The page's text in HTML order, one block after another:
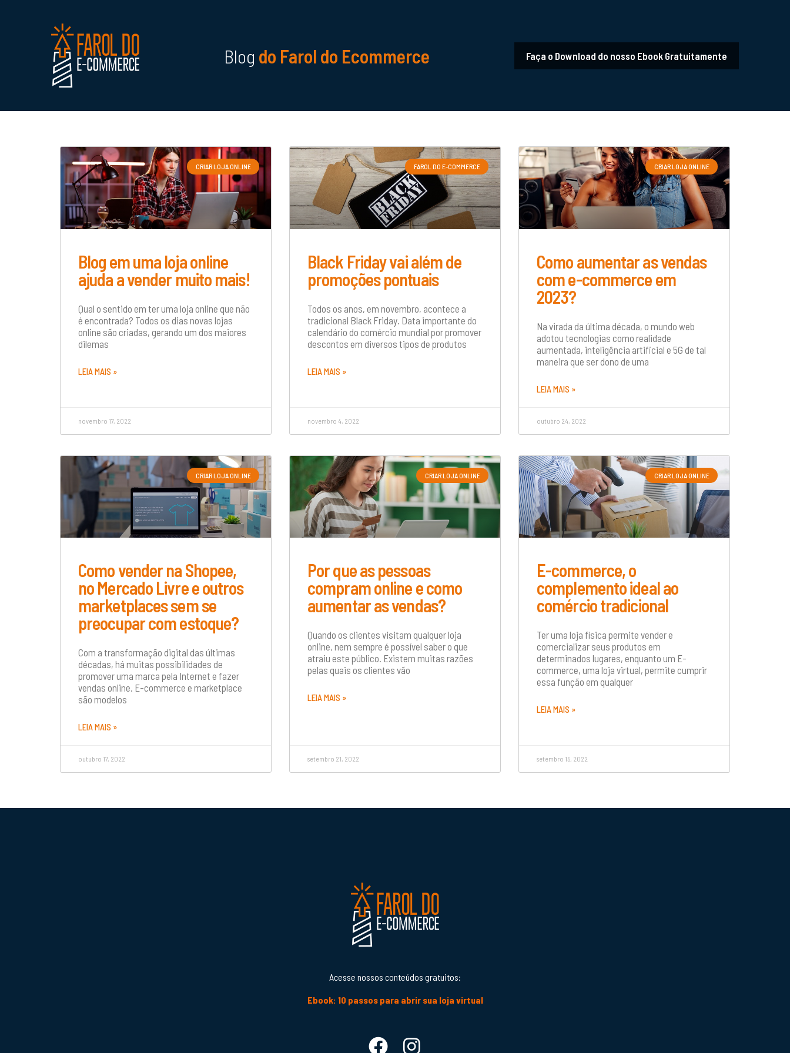
Blog do Farol do Ecommerce Faça o Download do nosso Ebook Gratuitamente
CRIAR LOJA ONLINE
Blog em uma loja online
ajuda a vender muito mais!
Qual o sentido em ter uma loja online que não
é encontrada? Todos os dias novas lojas
online são criadas, gerando um dos maiores
dilemas
LEIA MAIS »
novembro 17, 2022
FAROL DO E-COMMERCE
Black Friday vai além de
promoções pontuais
Todos os anos, em novembro, acontece a
tradicional Black Friday. Data importante do
calendário do comércio mundial por promover
descontos em diversos tipos de produtos
LEIA MAIS »
novembro 4, 2022
CRIAR LOJA ONLINE
Como aumentar as vendas
com e-commerce em
2023?
Na virada da última década, o mundo web
adotou tecnologias como realidade
aumentada, inteligência artificial e 5G de tal
maneira que ser dono de uma
LEIA MAIS »
outubro 24, 2022
CRIAR LOJA ONLINE
Como vender na Shopee,
no Mercado Livre e outros
marketplaces sem se
preocupar com estoque?
Com a transformação digital das últimas
décadas, há muitas possibilidades de
promover uma marca pela Internet e fazer
vendas online. E-commerce e marketplace
são modelos
LEIA MAIS »
outubro 17, 2022
CRIAR LOJA ONLINE
Por que as pessoas
compram online e como
aumentar as vendas?
Quando os clientes visitam qualquer loja
online, nem sempre é possível saber o que
atraiu este público. Existem muitas razões
pelas quais os clientes vão
LEIA MAIS »
setembro 21, 2022
CRIAR LOJA ONLINE
E-commerce, o
complemento ideal ao
comércio tradicional
Ter uma loja física permite vender e
comercializar seus produtos em
determinados lugares, enquanto um E-
commerce, uma loja virtual, permite cumprir
essa função em qualquer
LEIA MAIS »
setembro 15, 2022
Acesse nossos conteúdos gratuitos:
Ebook: 10 passos para abrir sua loja virtual